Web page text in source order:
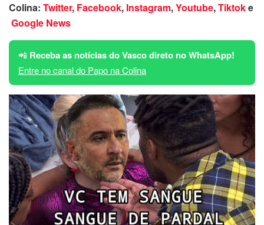
Colina: Twitter, Facebook, Instagram,Youtube,Tiktoke
Google News
📲 Receba as notícias do Vasco direto no WhatsApp!
Entre no canal do Papo na Colina